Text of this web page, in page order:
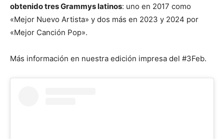
obtenido tres Grammys latinos: uno en 2017 como
«Mejor Nuevo Artista» y dos más en 2023 y 2024 por
«Mejor Canción Pop».
Más información en nuestra edición impresa del #3Feb.